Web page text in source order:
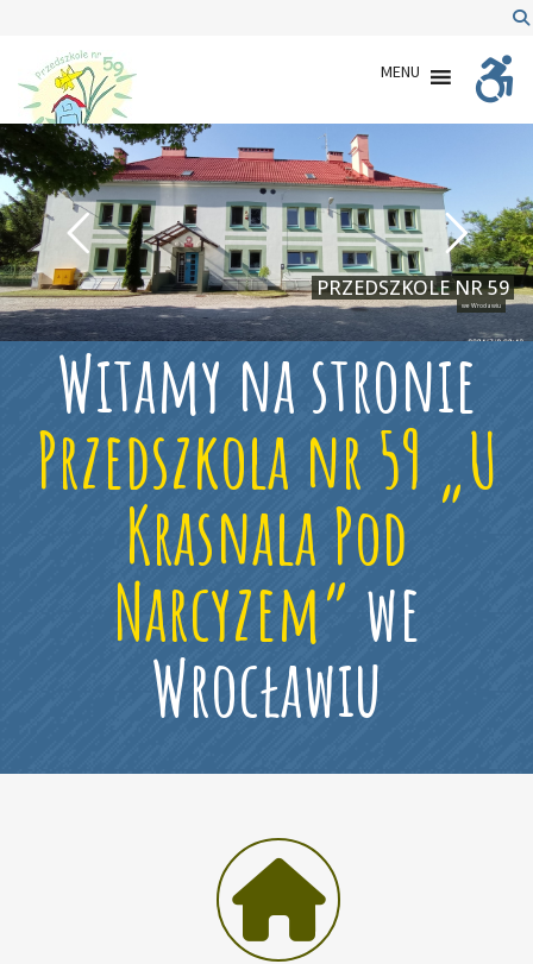
Przedszkole nr 59 "U Krasnala Pod Narcyzem" we
MENU
PRZEDSZKOLE NR 59
we Wrocławiu
Witamy na stronie
Przedszkola nr 59 „U
Krasnala Pod
Narcyzem” we
Wrocławiu